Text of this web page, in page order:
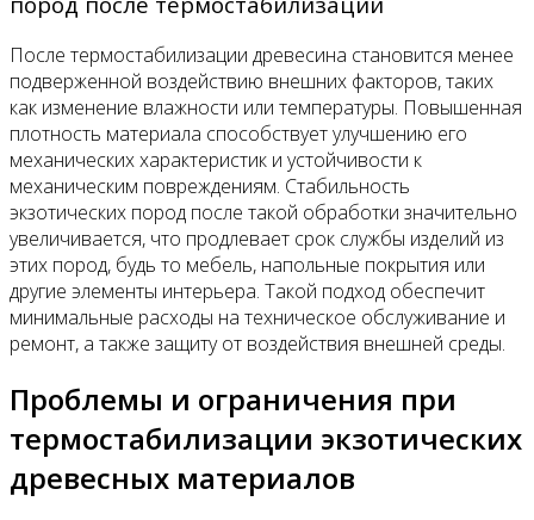
После термостабилизации древесина становится менее
подверженной воздействию внешних факторов, таких
как изменение влажности или температуры. Повышенная
плотность материала способствует улучшению его
механических характеристик и устойчивости к
механическим повреждениям. Стабильность
экзотических пород после такой обработки значительно
увеличивается, что продлевает срок службы изделий из
этих пород, будь то мебель, напольные покрытия или
другие элементы интерьера. Такой подход обеспечит
минимальные расходы на техническое обслуживание и
ремонт, а также защиту от воздействия внешней среды.
Проблемы и ограничения при
термостабилизации экзотических
древесных материалов